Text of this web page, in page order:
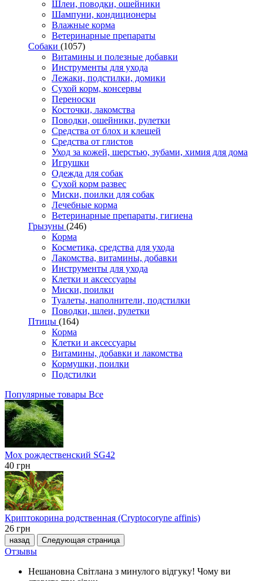
Шлеи, поводки, ошейники
Шампуни, кондиционеры
Влажные корма
Ветеринарные препараты
Собаки (1057)
Витамины и полезные добавки
Инструменты для ухода
Лежаки, подстилки, домики
Сухой корм, консервы
Переноски
Косточки, лакомства
Поводки, ошейники, рулетки
Средства от блох и клещей
Средства от глистов
Уход за кожей, шерстью, зубами, химия для дома
Игрушки
Одежда для собак
Сухой корм развес
Миски, поилки для собак
Лечебные корма
Ветеринарные препараты, гигиена
Грызуны (246)
Корма
Косметика, средства для ухода
Лакомства, витамины, добавки
Инструменты для ухода
Клетки и аксессуары
Миски, поилки
Туалеты, наполнители, подстилки
Поводки, шлеи, рулетки
Птицы (164)
Корма
Клетки и аксессуары
Витамины, добавки и лакомства
Кормушки, поилки
Подстилки
Популярные товары Все
Мох рождественский SG42
40 грн
Криптокорина родственная (Cryptocoryne affinis)
26 грн
назад Следующая страница
Отзывы
Нешановна Світлана з минулого відгуку! Чому ви